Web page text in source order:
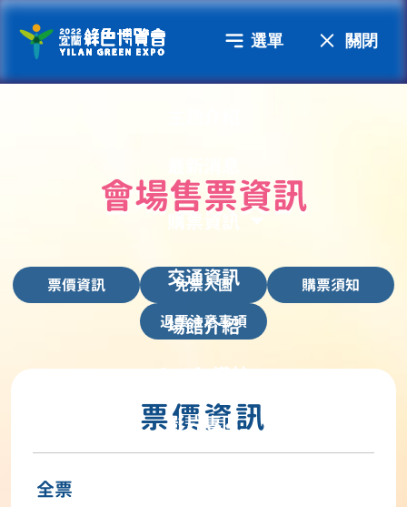
選單 關閉
交通資訊
場館介紹
Google導航
影片專區
會場售票資訊
票價資訊 免票入園
購票須知
退票注意事項
票價資訊
全票